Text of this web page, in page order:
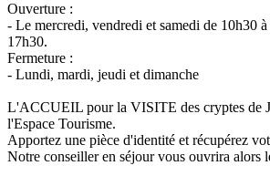
Ouverture :
- Le mercredi, vendredi et samedi de 10h30
17h30.
Fermeture :
- Lundi, mardi, jeudi et dimanche
L'ACCUEIL pour la VISITE des cryptes de
l'Espace Tourisme.
Apportez une pièce d'identité et récupérez
Notre conseiller en séjour vous ouvrira alors